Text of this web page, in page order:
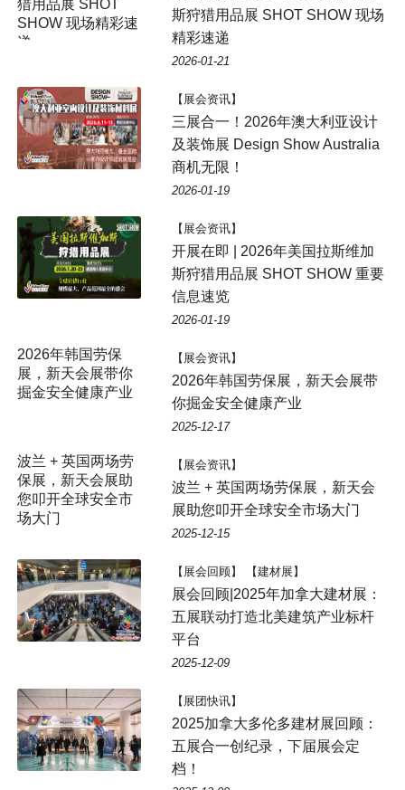
斯狩猎用品展 SHOT SHOW 现场
精彩速递
2026-01-21
【展会资讯】
三展合一！2026年澳大利亚设计
及装饰展 Design Show Australia
商机无限！
2026-01-19
【展会资讯】
开展在即 | 2026年美国拉斯维加
斯狩猎用品展 SHOT SHOW 重要
信息速览
2026-01-19
2026年韩国劳保
展，新天会展带你
掘金安全健康产业
【展会资讯】
2026年韩国劳保展，新天会展带
你掘金安全健康产业
2025-12-17
波兰 + 英国两场劳
保展，新天会展助
您叩开全球安全市
场大门
【展会资讯】
波兰 + 英国两场劳保展，新天会
展助您叩开全球安全市场大门
2025-12-15
【展会回顾】 【建材展】
展会回顾|2025年加拿大建材展：
五展联动打造北美建筑产业标杆
平台
2025-12-09
【展团快讯】
2025加拿大多伦多建材展回顾：
五展合一创纪录，下届展会定
档！